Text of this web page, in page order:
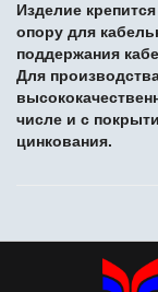
Изделие крепится
опору для
поддержания
Для
числе и с
цинкования.